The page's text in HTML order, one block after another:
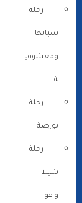
رحلة
سبانجا
ومعشوقي
ة
رحلة
بورصة
رحلة
شيلا
واغوا